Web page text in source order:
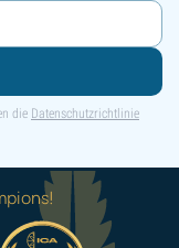
die Datenschutzrichtlinie